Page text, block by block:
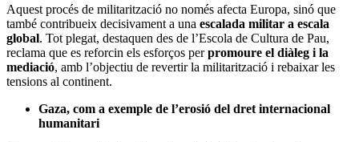
Aquest procés de militarització no només afecta Europa, sinó que
també contribueix decisivament a una escalada militar a escala
global. Tot plegat, destaquen des de l’Escola de Cultura de Pau,
reclama que es reforcin els esforços perpromoure el diàleg i la
mediació, amb l’objectiu de revertir la militarització i rebaixar les
tensions al continent​.
Gaza, com a exemple de l’erosió del dret internacional
humanitari